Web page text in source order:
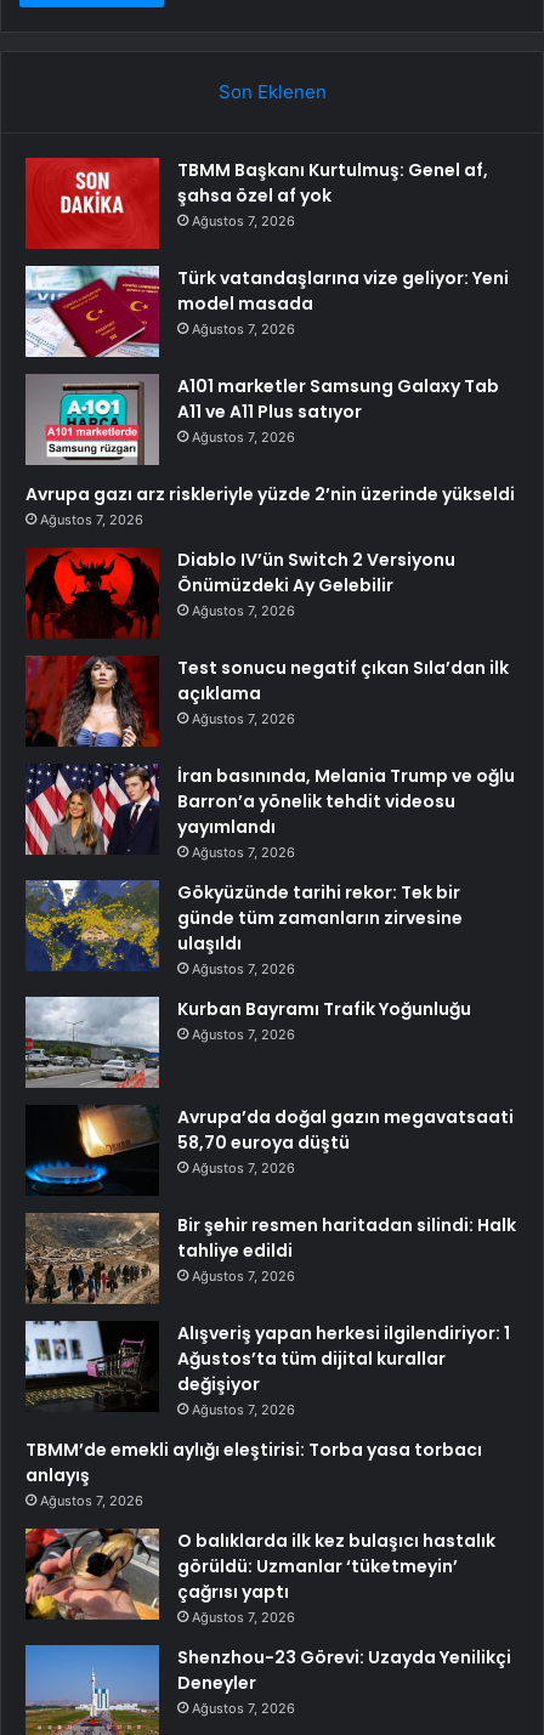
Son Eklenen
TBMM Başkanı Kurtulmuş: Genel af,
şahsa özel af yok
Ağustos 7, 2026
Türk vatandaşlarına vize geliyor: Yeni
model masada
Ağustos 7, 2026
A101 marketler Samsung Galaxy Tab
A11 ve A11 Plus satıyor
Ağustos 7, 2026
Avrupa gazı arz riskleriyle yüzde 2’nin üzerinde yükseldi
Ağustos 7, 2026
Diablo IV’ün Switch 2 Versiyonu
Önümüzdeki Ay Gelebilir
Ağustos 7, 2026
Test sonucu negatif çıkan Sıla’dan ilk
açıklama
Ağustos 7, 2026
İran basınında, Melania Trump ve oğlu
Barron’a yönelik tehdit videosu
yayımlandı
Ağustos 7, 2026
Gökyüzünde tarihi rekor: Tek bir
günde tüm zamanların zirvesine
ulaşıldı
Ağustos 7, 2026
Kurban Bayramı Trafik Yoğunluğu
Ağustos 7, 2026
Avrupa’da doğal gazın megavatsaati
58,70 euroya düştü
Ağustos 7, 2026
Bir şehir resmen haritadan silindi: Halk
tahliye edildi
Ağustos 7, 2026
Alışveriş yapan herkesi ilgilendiriyor: 1
Ağustos’ta tüm dijital kurallar
değişiyor
Ağustos 7, 2026
TBMM’de emekli aylığı eleştirisi: Torba yasa torbacı
anlayış
Ağustos 7, 2026
O balıklarda ilk kez bulaşıcı hastalık
görüldü: Uzmanlar ‘tüketmeyin’
çağrısı yaptı
Ağustos 7, 2026
Shenzhou-23 Görevi: Uzayda Yenilikçi
Deneyler
Ağustos 7, 2026